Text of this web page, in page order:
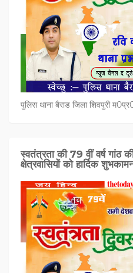
पुलिस थाना बैराड जिला शिवपुरी
स्वतंत्रता की 79 वीं वर्ष गांठ
क्षेत्रवासियों को हार्दिक